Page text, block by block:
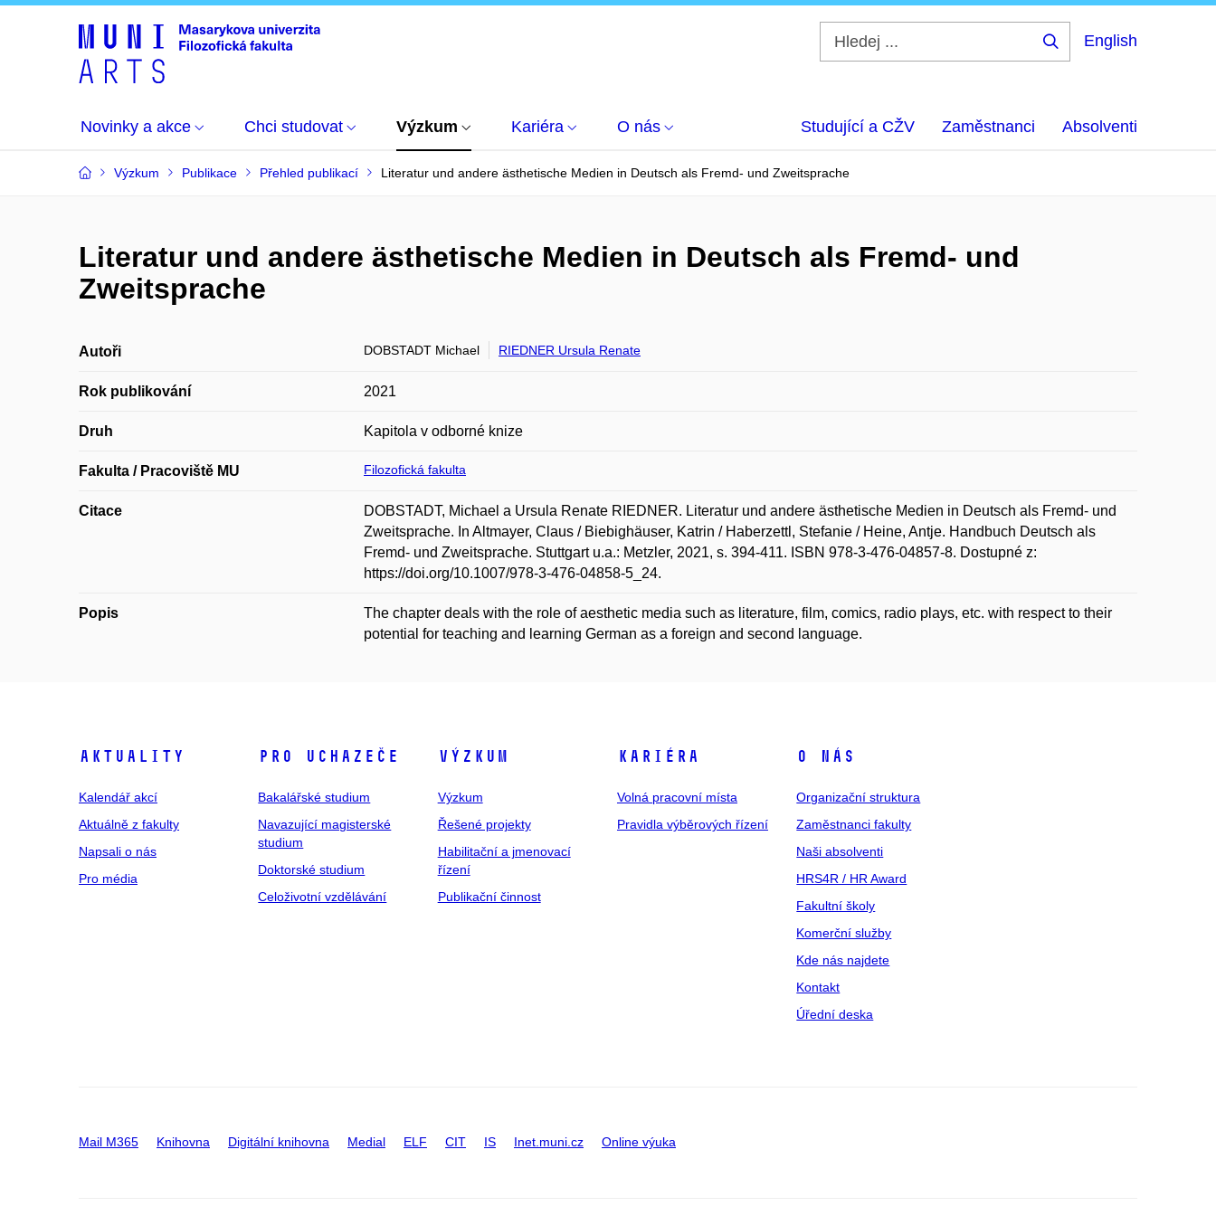
English
Novinky a akce Chci studovat Výzkum Kariéra O nás Studující a CŽV Zaměstnanci Absolventi
Výzkum Publikace Přehled publikací Literatur und andere ästhetische Medien in Deutsch als Fremd- und Zweitsprache
Literatur und andere ästhetische Medien in Deutsch als Fremd- und
Zweitsprache
Autoři DOBSTADT Michael RIEDNER Ursula Renate
Rok publikování 2021
Druh Kapitola v odborné knize
Fakulta / Pracoviště MU Filozofická fakulta
Citace
DOBSTADT, Michael a Ursula Renate RIEDNER. Literatur und andere ästhetische Medien in Deutsch als Fremd- und
Zweitsprache. In Altmayer, Claus / Biebighäuser, Katrin / Haberzettl, Stefanie / Heine, Antje. Handbuch Deutsch als
Fremd- und Zweitsprache. Stuttgart u.a.: Metzler, 2021, s. 394-411. ISBN 978-3-476-04857-8. Dostupné z:
https://doi.org/10.1007/978-3-476-04858-5_24.
Popis
The chapter deals with the role of aesthetic media such as literature, film, comics, radio plays, etc. with respect to their
potential for teaching and learning German as a foreign and second language.
Aktuality
Kalendář akcí
Aktuálně z fakulty
Napsali o nás
Pro média
Pro uchazeče
Bakalářské studium
Navazující magisterské
studium
Doktorské studium
Celoživotní vzdělávání
Výzkum
Výzkum
Řešené projekty
Habilitační a jmenovací
řízení
Publikační činnost
Kariéra
Volná pracovní místa
Pravidla výběrových řízení
O nás
Organizační struktura
Zaměstnanci fakulty
Naši absolventi
HRS4R / HR Award
Fakultní školy
Komerční služby
Kde nás najdete
Kontakt
Úřední deska
Mail M365 Knihovna Digitální knihovna Medial ELF CIT IS Inet.muni.cz Online výuka